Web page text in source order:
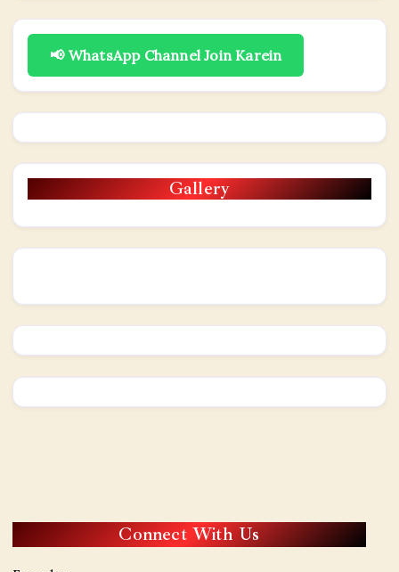
📢 WhatsApp Channel Join Karein
Gallery
Connect With Us